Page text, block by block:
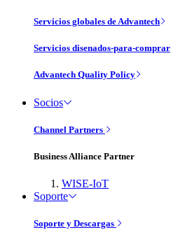
Servicios globales de Advantech
Servicios disenados-para-comprar
Advantech Quality Policy
Socios
Channel Partners
Business Alliance Partner
WISE-IoT
Soporte
Soporte y Descargas